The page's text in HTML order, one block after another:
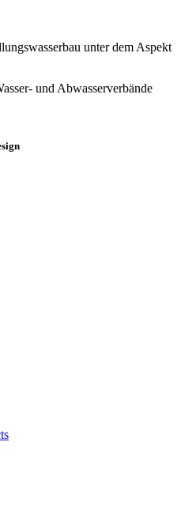
unter dem Aspekt
und Abwasserverbände